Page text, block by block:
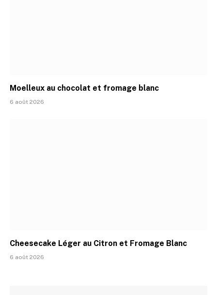
Moelleux au chocolat et fromage blanc
6 août 2026
Cheesecake Léger au Citron et Fromage Blanc
6 août 2026